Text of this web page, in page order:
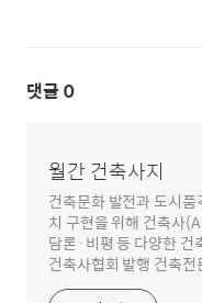
댓글 0
월간 건축사지
건축문화 발전과 도시
치 구현을 위해 건축사
담론·비평 등 다양한 건
건축사협회 발행 건축전